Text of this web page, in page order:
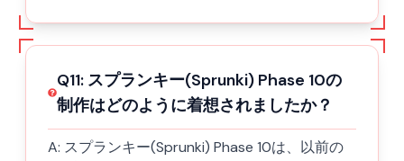
Q11: スプランキー(Sprunki) Phase 10の
制作はどのように着想されましたか？
A: スプランキー(Sprunki) Phase 10は、以前の